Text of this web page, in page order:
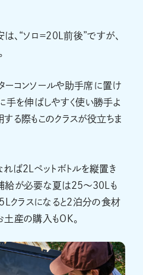
、“ソロ＝20L前後”ですが、
ーコンソールや助手席に置け
手を伸ばしやすく使い勝手よ
する際もこのクラスが役立ちま
ば2Lペットボトルを縦置き
給が必要な夏は25〜30Lも
クラスになると2泊分の食材
土産の購入もOK。